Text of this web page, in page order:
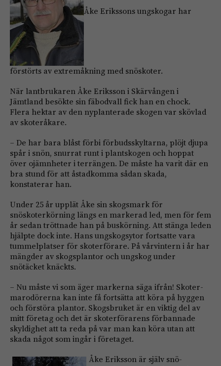
Åke Erikssons ung­skogar har
förstörts av extremåkning med snöskoter.
När lantbrukaren Åke Eriksson i Skärvången i
Jämtland besökte sin fäbodvall fick han en chock.
Flera hektar av den nyplante­rade skogen var skövlad
av ­skoteråkare.
– De har bara blåst förbi förbudsskyltarna, plöjt djupa
spår i snön, snurrat runt i plantskogen och hoppat
över ojämnheter i terrängen. De måste ha varit där en
bra stund för att åstadkomma sådan skada,
konstaterar han.
Under 25 år upplät Åke sin skogsmark för
snöskoterkörning längs en markerad led, men för fem
år sedan tröttnade han på buskörning. Att stänga leden
hjälpte dock inte. Hans ung­skogsytor fortsatte vara
tummelplatser för skoterförare. På vårvintern i år har
mängder av skogsplantor och ung­skog under
snötäcket knäckts.
– Nu måste vi som äger markerna säga ifrån! Skoter­
marodörerna kan inte få fort­sätta att köra på hyggen
och förstöra plantor. Skogsbruket är en viktig del av
mitt företag och det är skoterförarens förbannade
skyldighet att ta reda på var man kan köra utan att
skada något som ingår i företaget.
Åke Eriksson är själv snö­